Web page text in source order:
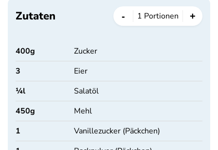
Zutaten - 1 Portionen +
400g
Zucker
3
Eier
¼l
Salatöl
450g
Mehl
1
Vanillezucker (Päckchen)